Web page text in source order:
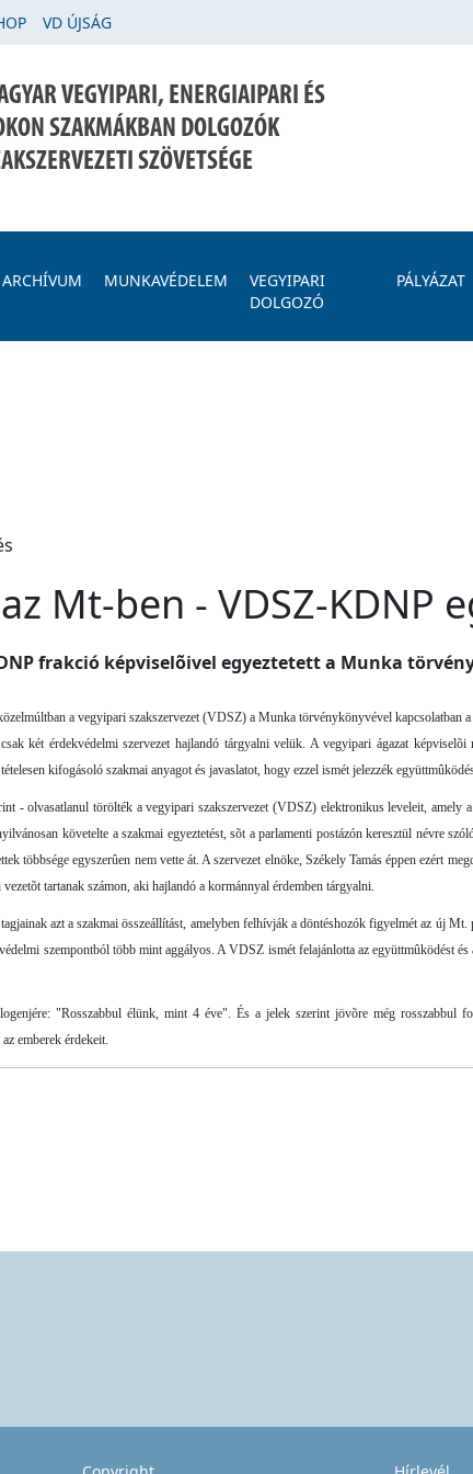
VD ÚJSÁG
VEGYIPARI, ENERGIAIPARI ÉS
SZAKMÁKBAN DOLGOZÓK
SZÖVETSÉGE
ARCHÍVUM MUNKAVÉDELEM
VEGYIPARI
DOLGOZÓ
PÁLYÁZAT
Mt-ben - VDSZ-KDNP
frakció képviselõivel egyeztetett a Munka
a vegyipari szakszervezet (VDSZ) a Munka törvénykönyvével
két érdekvédelmi szervezet hajlandó tárgyalni velük. A vegyipari ágazat
kifogásoló szakmai anyagot és javaslatot, hogy ezzel ismét jelezzék
- olvasatlanul törölték a vegyipari szakszervezet (VDSZ) elektronikus leveleit, amely
követelte a szakmai egyeztetést, sõt a parlamenti postázón keresztül névre
többsége egyszerûen nem vette át. A szervezet elnöke, Székely Tamás éppen ezért
tartanak számon, aki hajlandó a kormánnyal érdemben tárgyalni.
azt a szakmai összeállítást, amelyben felhívják a döntéshozók figyelmét az új
szempontból több mint aggályos. A VDSZ ismét felajánlotta az együttmûködést
"Rosszabbul élünk, mint 4 éve". És a jelek szerint jövõre még rosszabbul
az emberek érdekeit.